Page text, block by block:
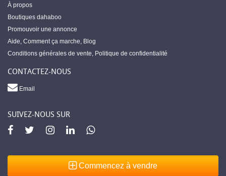
À propos
Boutiques dahaboo
Promouvoir une annonce
Aide, Comment ça marche, Blog
Conditions générales de vente, Politique de confidentialité
CONTACTEZ-NOUS
Email
SUIVEZ-NOUS SUR
Commencez à vendre